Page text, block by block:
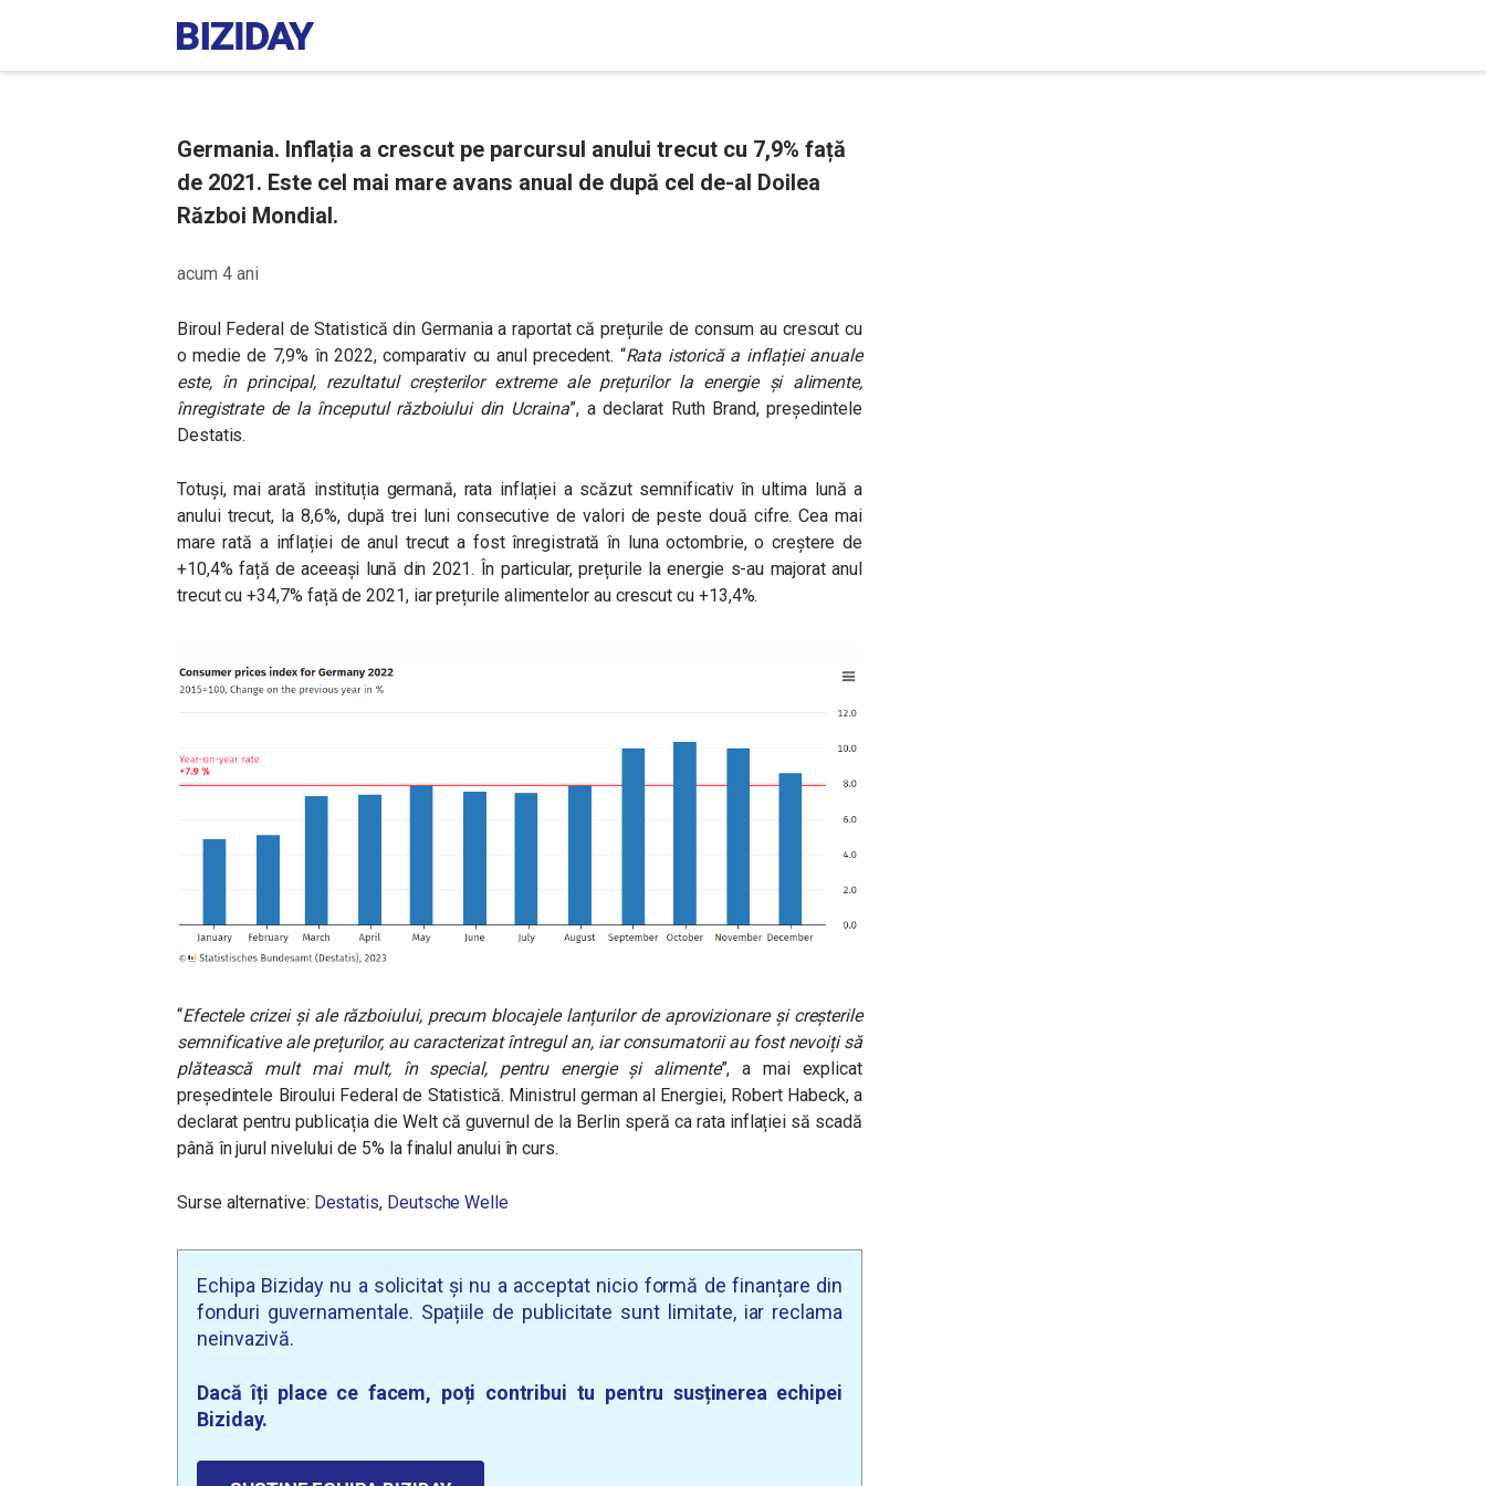
Germania. Inflația a crescut pe parcursul anului trecut cu 7,9% față
de 2021. Este cel mai mare avans anual de după cel de-al Doilea
Război Mondial.
acum 4 ani
Biroul Federal de Statistică din Germania a raportat că prețurile de consum au crescut cu
o medie de 7,9% în 2022, comparativ cu anul precedent. “Rata istorică a inflației anuale
este, în principal, rezultatul creșterilor extreme ale prețurilor la energie și alimente,
înregistrate de la începutul războiului din Ucraina”, a declarat Ruth Brand, președintele
Destatis.
Totuși, mai arată instituția germană, rata inflației a scăzut semnificativ în ultima lună a
anului trecut, la 8,6%, după trei luni consecutive de valori de peste două cifre. Cea mai
mare rată a inflației de anul trecut a fost înregistrată în luna octombrie, o creștere de
+10,4% față de aceeași lună din 2021. În particular, prețurile la energie s-au majorat anul
trecut cu +34,7% față de 2021, iar prețurile alimentelor au crescut cu +13,4%.
“Efectele crizei și ale războiului, precum blocajele lanțurilor de aprovizionare și creșterile
semnificative ale prețurilor, au caracterizat întregul an, iar consumatorii au fost nevoiți să
plătească mult mai mult, în special, pentru energie și alimente”, a mai explicat
președintele Biroului Federal de Statistică. Ministrul german al Energiei, Robert Habeck, a
declarat pentru publicația die Welt că guvernul de la Berlin speră ca rata inflației să scadă
până în jurul nivelului de 5% la finalul anului în curs.
Surse alternative: Destatis, Deutsche Welle
Echipa Biziday nu a solicitat și nu a acceptat nicio formă de finanțare din
fonduri guvernamentale. Spațiile de publicitate sunt limitate, iar reclama
neinvazivă.
Dacă îți place ce facem, poți contribui tu pentru susținerea echipei
Biziday.